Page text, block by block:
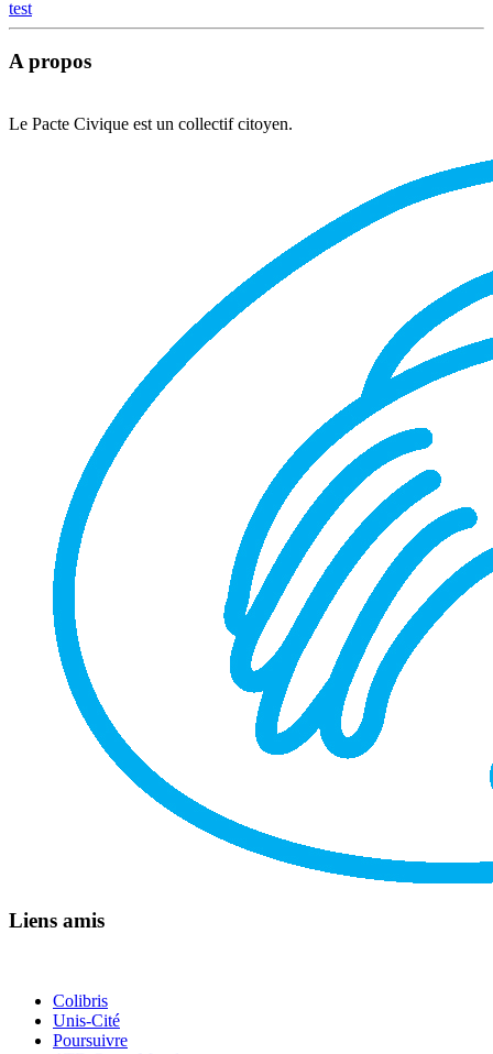
test
A propos
Le Pacte Civique est un collectif citoyen.
Liens amis
Colibris
Unis-Cité
Poursuivre